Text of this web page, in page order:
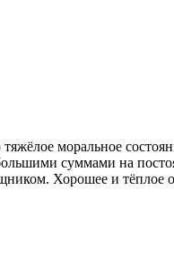
моральное
суммами на
Хорошее и тёплое